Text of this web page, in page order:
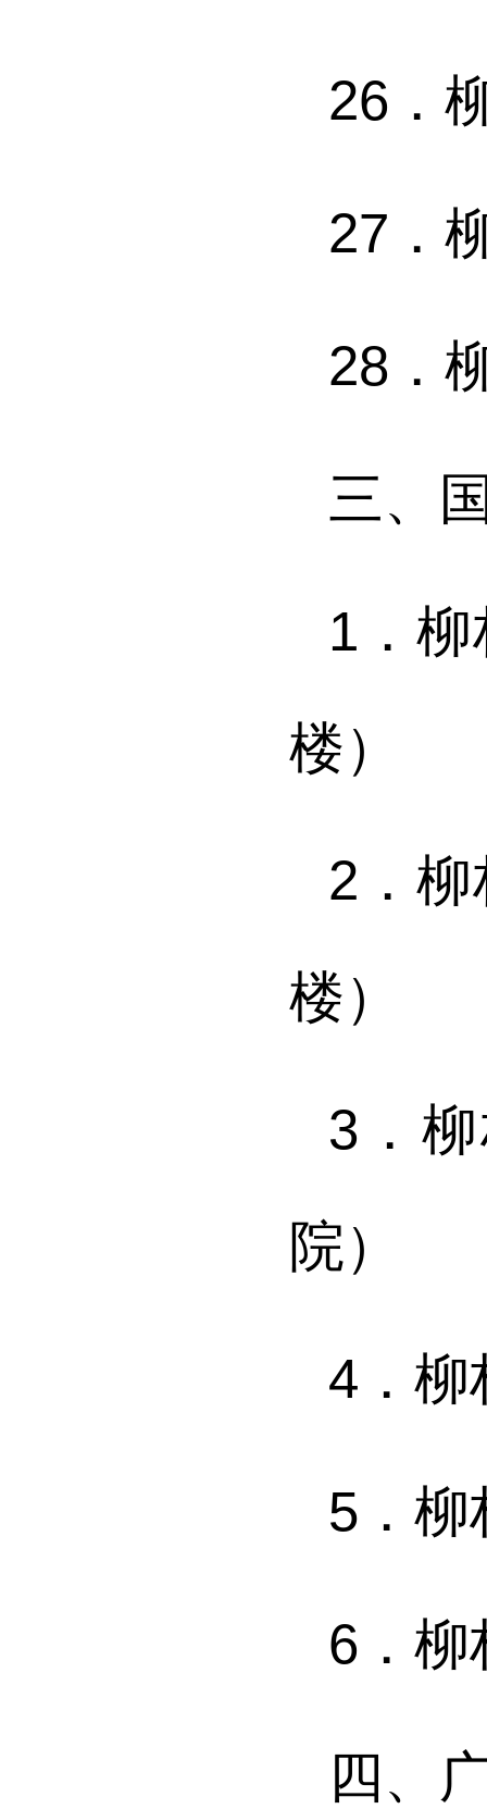
26．
27．
28．
三、
1．
楼）
2．
楼）
3．
院）
4．柳
5．柳
6．柳
四、